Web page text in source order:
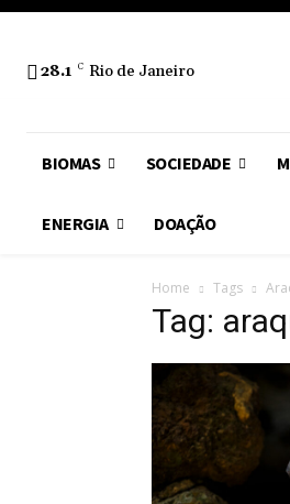
28.1 C Rio de Janeiro
BIOMAS SOCIEDADE
ENERGIA DOAÇÃO
Home Tags
Tag: